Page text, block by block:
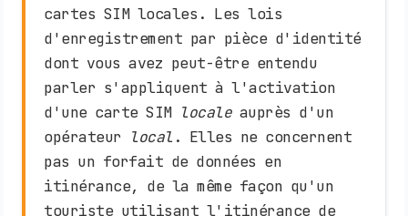
cartes SIM locales. Les lois
d'enregistrement par pièce d'identité
dont vous avez peut-être entendu
parler s'appliquent à l'activation
d'une carte SIM localeauprès d'un
opérateur local . Elles ne concernent
pas un forfait de données en
itinérance, de la même façon qu'un
touriste utilisant l'itinérance de